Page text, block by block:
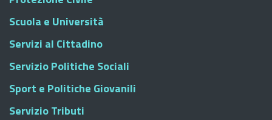
Scuola e Università
Servizi al Cittadino
Servizio Politiche Sociali
Sport e Politiche Giovanili
Servizio Tributi